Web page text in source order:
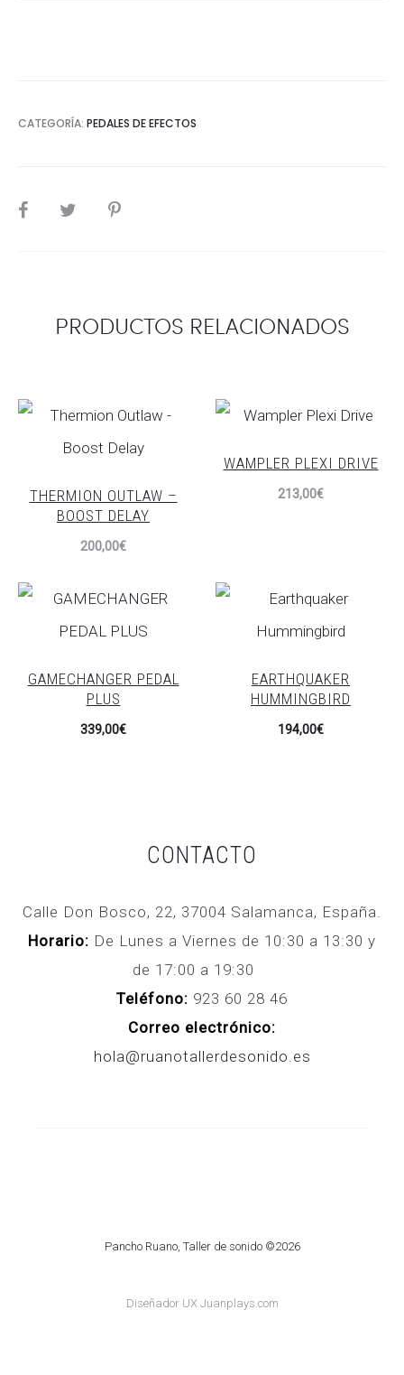
CATEGORÍA: PEDALES DE EFECTOS
SHARE
PRODUCTOS RELACIONADOS
THERMION OUTLAW –
BOOST DELAY
200,00€
WAMPLER PLEXI DRIVE
213,00€
GAMECHANGER PEDAL
PLUS
339,00€
EARTHQUAKER
HUMMINGBIRD
194,00€
CONTACTO
Calle Don Bosco, 22, 37004 Salamanca, España.
Horario: De Lunes a Viernes de 10:30 a 13:30 y
de 17:00 a 19:30
Teléfono: 923 60 28 46
Correo electrónico:
hola@ruanotallerdesonido.es
Pancho Ruano, Taller de sonido ©2026
Diseñador UX Juanplays.com